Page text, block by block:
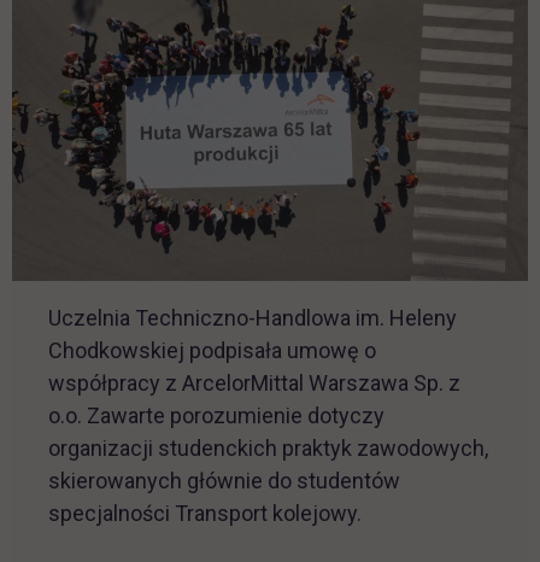
Uczelnia Techniczno-Handlowa im. Heleny
Chodkowskiej podpisała umowę o
współpracy z ArcelorMittal Warszawa Sp. z
o.o. Zawarte porozumienie dotyczy
organizacji studenckich praktyk zawodowych,
skierowanych głównie do studentów
specjalności Transport kolejowy.